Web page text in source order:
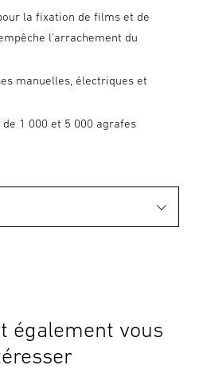
la fixation de films et de
l'arrachement du
manuelles, électriques et
1 000 et 5 000 agrafes
également vous